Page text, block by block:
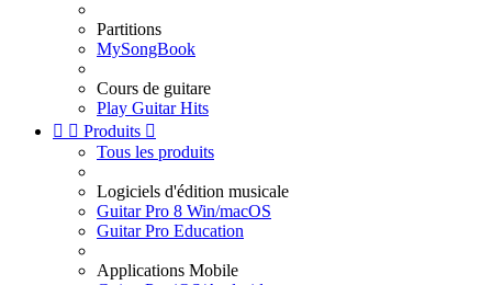
Partitions
MySongBook
Cours de guitare
Play Guitar Hits
  Produits 
Tous les produits
Logiciels d'édition musicale
Guitar Pro 8 Win/macOS
Guitar Pro Education
Applications Mobile